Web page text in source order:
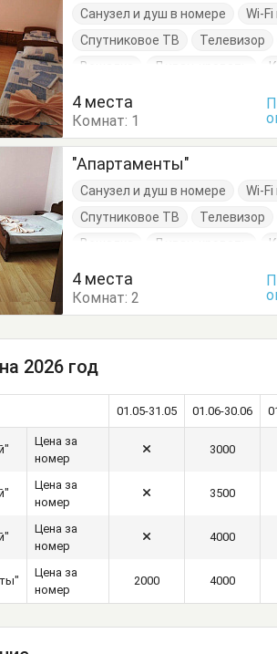
Санузел и душ в номере Wi-
Спутниковое ТВ
Телевизор
Вешалка
Диван-кровать
4 места
Комнат: 1
"Апартаменты"
Санузел и душ в номере Wi-
Спутниковое ТВ
Телевизор
Вешалка
Диван-кровать
Тумбочки
4 места
Комнат:2
2026 год
01.05-31.05 01.06-30.06
Цена за
номер
3000
Цена за
номер
3500
Цена за
номер
4000
Цена за
номер
2000 4000